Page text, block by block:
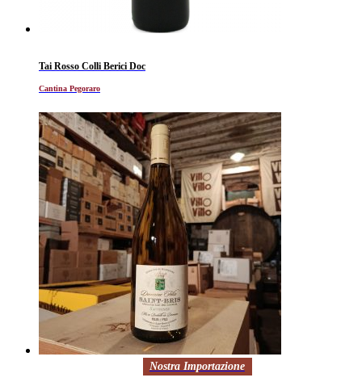
Tai Rosso Colli Berici Doc
Cantina Pegoraro
Nostra Importazione